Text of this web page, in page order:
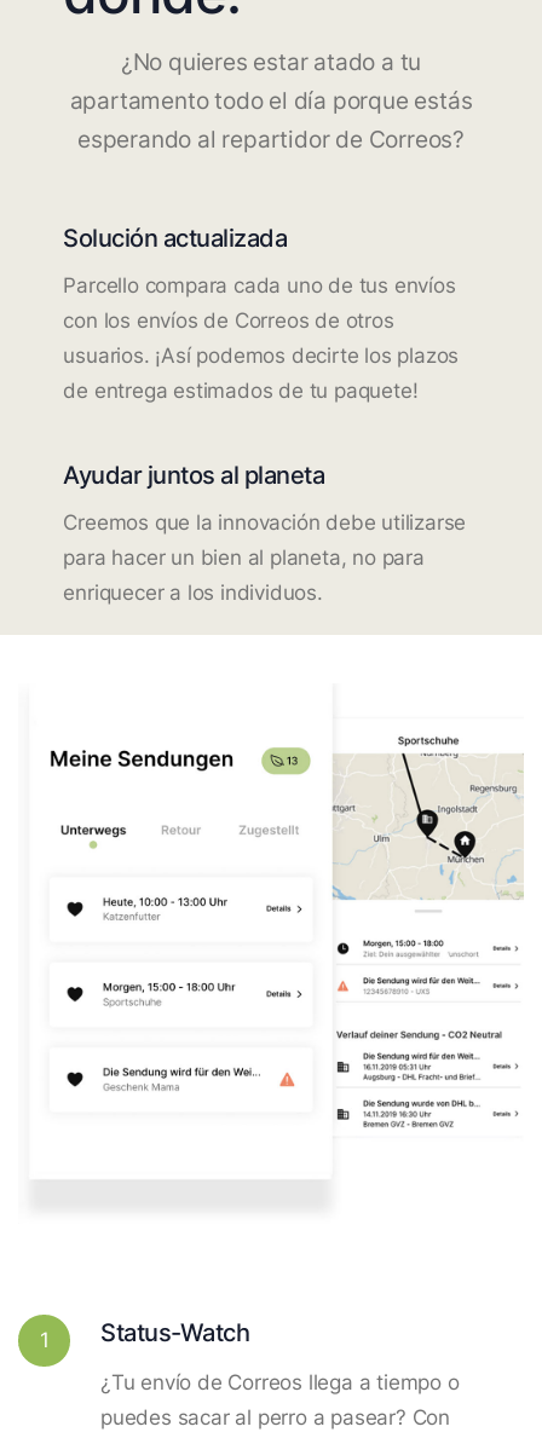
¿No quieres estar atado a tu
apartamento todo el día porque estás
esperando al repartidor de Correos?
Solución actualizada
Parcello compara cada uno de tus envíos
con los envíos de Correos de otros
usuarios. ¡Así podemos decirte los plazos
de entrega estimados de tu paquete!
Ayudar juntos al planeta
Creemos que la innovación debe utilizarse
para hacer un bien al planeta, no para
enriquecer a los individuos.
1 Status-Watch
¿Tu envío de Correos llega a tiempo o
puedes sacar al perro a pasear? Con